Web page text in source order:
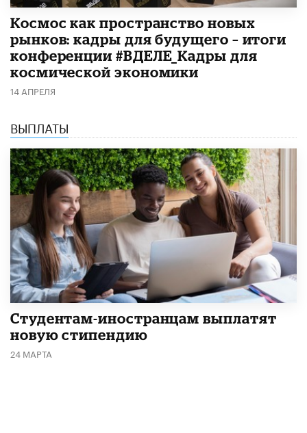
Космос как пространство новых
рынков: кадры для будущего – итоги
конференции #ВДЕЛЕ_Кадры для
космической экономики
14 АПРЕЛЯ
ВЫПЛАТЫ
Студентам-иностранцам выплатят
новую стипендию
24 МАРТА